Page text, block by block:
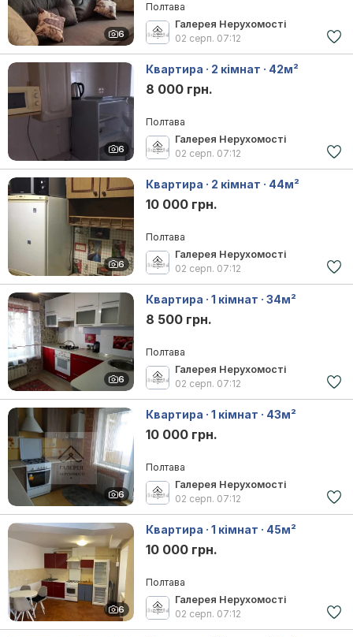
6
Полтава
Галерея Нерухомості
02 серп. 07:12
6
Квартира · 2 кімнат · 42м²
8 000 грн.
Полтава
Галерея Нерухомості
02 серп. 07:12
6
Квартира · 2 кімнат · 44м²
10 000 грн.
Полтава
Галерея Нерухомості
02 серп. 07:12
6
Квартира · 1 кімнат · 34м²
8 500 грн.
Полтава
Галерея Нерухомості
02 серп. 07:12
6
Квартира · 1 кімнат · 43м²
10 000 грн.
Полтава
Галерея Нерухомості
02 серп. 07:12
6
Квартира · 1 кімнат · 45м²
10 000 грн.
Полтава
Галерея Нерухомості
02 серп. 07:12